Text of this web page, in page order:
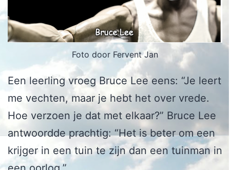
Foto door Fervent Jan
Een leerling vroeg Bruce Lee eens: “Je leert
me vechten, maar je hebt het over vrede.
Hoe verzoen je dat met elkaar?” Bruce Lee
antwoordde prachtig: “Het is beter om een
krijger in een tuin te zijn dan een tuinman in